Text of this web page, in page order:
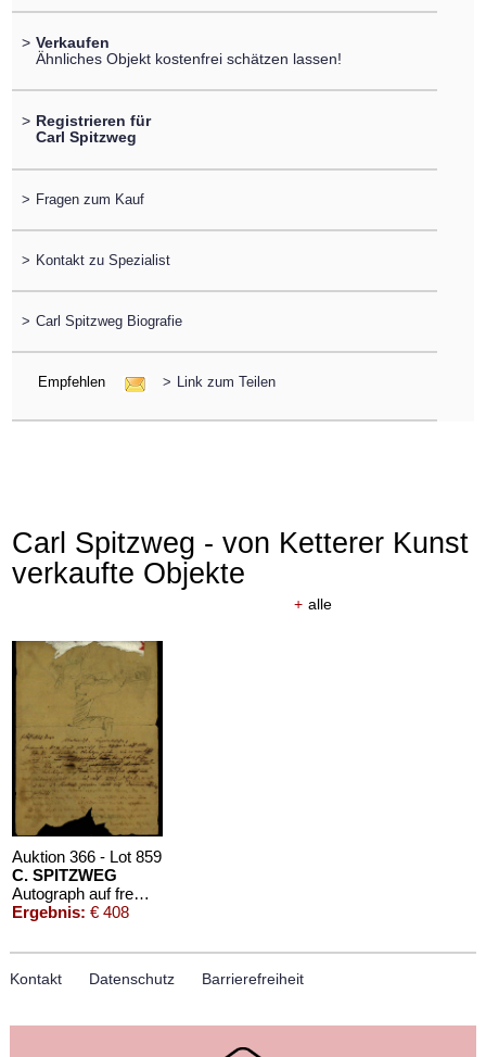
> Verkaufen
Ähnliches Objekt kostenfrei schätzen lassen!
> Registrieren für
Carl Spitzweg
> Fragen zum Kauf
> Kontakt zu Spezialist
> Carl Spitzweg Biografie
Empfehlen > Link zum Teilen
Carl Spitzweg - von Ketterer Kunst
verkaufte Objekte
+ alle
Auktion 366 - Lot 859
C. SPITZWEG
Autograph auf fremder Zeichnung.
Ergebnis: € 408
Kontakt Datenschutz Barrierefreiheit